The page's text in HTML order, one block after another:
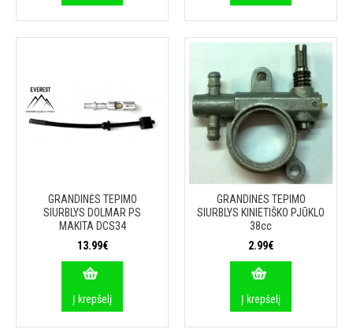
GRANDINĖS TEPIMO
SIURBLYS DOLMAR PS
MAKITA DCS34
13.99€
Į krepšelį
GRANDINĖS TEPIMO
SIURBLYS KINIETIŠKO PJŪKLO
38cc
2.99€
Į krepšelį